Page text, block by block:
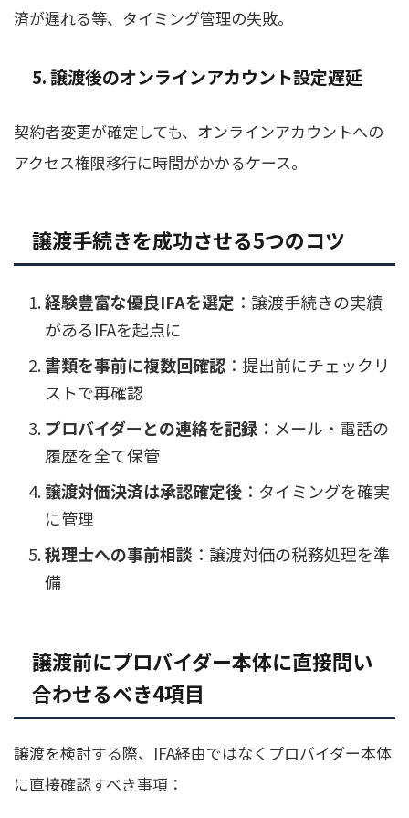
済が遅れる等、タイミング管理の失敗。
5. 譲渡後のオンラインアカウント設定遅延
契約者変更が確定しても、オンラインアカウントへの
アクセス権限移行に時間がかかるケース。
譲渡手続きを成功させる5つのコツ
経験豊富な優良IFAを選定 ：譲渡手続きの実績
があるIFAを起点に
書類を事前に複数回確認 ：提出前にチェックリ
ストで再確認
プロバイダーとの連絡を記録 ：メール・電話の
履歴を全て保管
譲渡対価決済は承認確定後 ：タイミングを確実
に管理
税理士への事前相談 ：譲渡対価の税務処理を準
備
譲渡前にプロバイダー本体に直接問い
合わせるべき4項目
譲渡を検討する際、IFA経由ではなくプロバイダー本体
に直接確認すべき事項：